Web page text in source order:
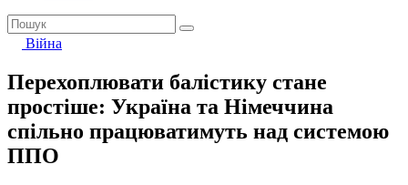
Війна
Перехоплювати балістику стане
простіше: Україна та Німеччина
спільно працюватимуть над системою
ППО